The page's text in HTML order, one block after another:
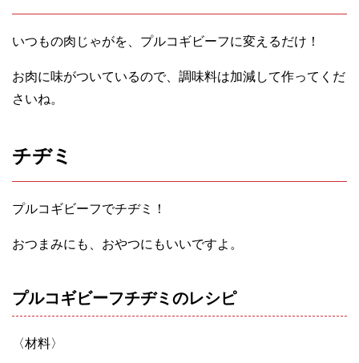
いつもの肉じゃがを、プルコギビーフに変えるだけ！
お肉に味がついているので、調味料は加減して作ってくだ
さいね。
チヂミ
プルコギビーフでチヂミ！
おつまみにも、おやつにもいいですよ。
プルコギビーフチヂミのレシピ
〈材料〉